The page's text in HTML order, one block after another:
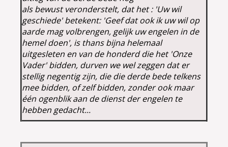
als bewust veronderstelt, dat het : 'Uw wil
geschiede' betekent: 'Geef dat ook ik uw wil op
aarde mag volbrengen, gelijk uw engelen in de
hemel doen', is thans bijna helemaal
uitgesleten en van de honderd die het 'Onze
Vader' bidden, durven we wel zeggen dat er
stellig negentig zijn, die die derde bede telkens
mee bidden, of zelf bidden, zonder ook maar
één ogenblik aan de dienst der engelen te
hebben gedacht...